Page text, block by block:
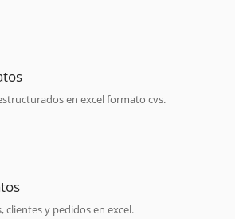
en excel formato cvs.
clientes y pedidos en excel.